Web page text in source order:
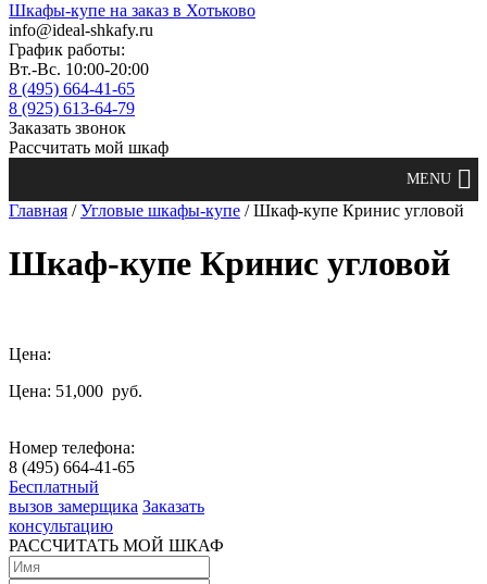
Шкафы-купе на заказ в Хотьково
info@ideal-shkafy.ru
График работы:
Вт.-Вс. 10:00-20:00
8 (495) 664-41-65
8 (925) 613-64-79
Заказать звонок
Рассчитать мой шкаф
Главная /Угловые шкафы-купе / Шкаф-купе Кринис угловой
Шкаф-купе Кринис угловой
Цена:
Цена: 51,000 руб.
Номер телефона:
8 (495) 664-41-65
Бесплатный
вызов замерщика Заказать
консультацию
РАССЧИТАТЬ МОЙ ШКАФ